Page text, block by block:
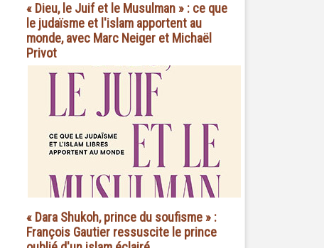
« Dieu, le Juif et le Musulman » : ce que
le judaïsme et l'islam apportent au
monde, avec Marc Neiger et Michaël
Privot
« Dara Shukoh, prince du soufisme » :
François Gautier ressuscite le prince